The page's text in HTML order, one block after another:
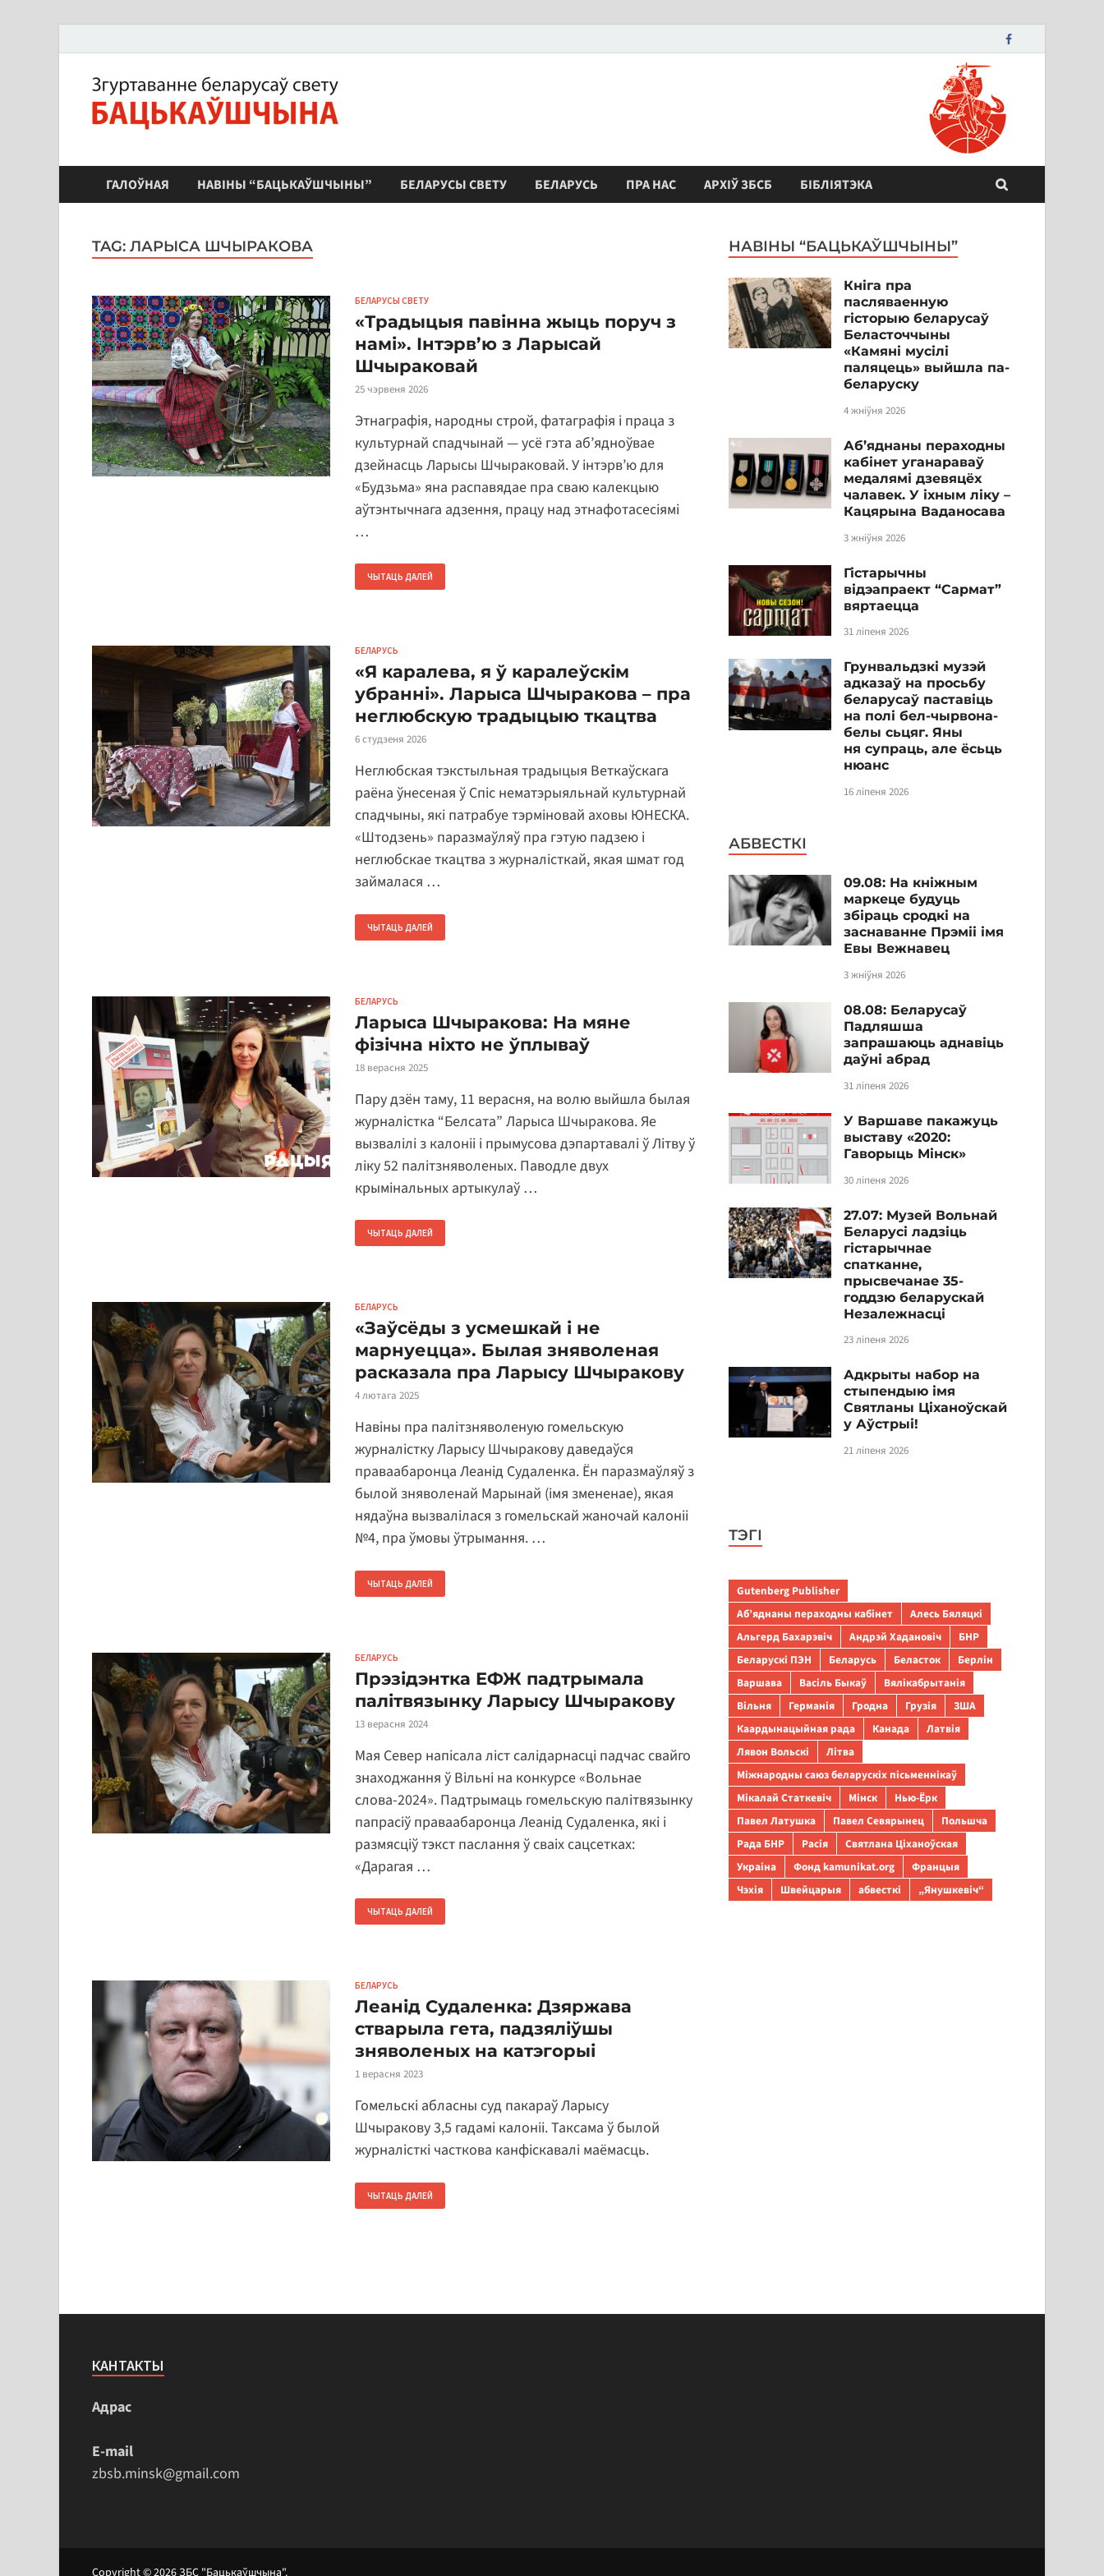
ЗБС "Бацькаўшчына"
ГАЛОЎНАЯ НАВІНЫ “БАЦЬКАЎШЧЫНЫ” БЕЛАРУСЫ СВЕТУ БЕЛАРУСЬ ПРА НАС АРХІЎ ЗБСБ БІБЛІЯТЭКА
TAG: ЛАРЫСА ШЧЫРАКОВА
БЕЛАРУСЫ СВЕТУ
«Традыцыя павінна жыць поруч з
намі». Інтэрв’ю з Ларысай
Шчыраковай
25 чэрвеня 2026
Этнаграфія, народны строй, фатаграфія і праца з
культурнай спадчынай — усё гэта аб’ядноўвае
дзейнасць Ларысы Шчыраковай. У інтэрв’ю для
«Будзьма» яна распавядае пра сваю калекцыю
аўтэнтычнага адзення, працу над этнафотасесіямі
…
ЧЫТАЦЬ ДАЛЕЙ
БЕЛАРУСЬ
«Я каралева, я ў каралеўскім
убранні». Ларыса Шчыракова – пра
неглюбскую традыцыю ткацтва
6 студзеня 2026
Неглюбская тэкстыльная традыцыя Веткаўскага
раёна ўнесеная ў Спіс нематэрыяльнай культурнай
спадчыны, які патрабуе тэрміновай аховы ЮНЕСКА.
«Штодзень» паразмаўляў пра гэтую падзею і
неглюбскае ткацтва з журналісткай, якая шмат год
займалася …
ЧЫТАЦЬ ДАЛЕЙ
БЕЛАРУСЬ
Ларыса Шчыракова: На мяне
фізічна ніхто не ўплываў
18 верасня 2025
Пару дзён таму, 11 верасня, на волю выйшла былая
журналістка “Белсата” Ларыса Шчыракова. Яе
вызвалілі з калоніі і прымусова дэпартавалі ў Літву ў
ліку 52 палітзняволеных. Паводле двух
крымінальных артыкулаў …
ЧЫТАЦЬ ДАЛЕЙ
БЕЛАРУСЬ
«Заўсёды з усмешкай і не
марнуецца». Былая зняволеная
расказала пра Ларысу Шчыракову
4 лютага 2025
Навіны пра палітзняволеную гомельскую
журналістку Ларысу Шчыракову даведаўся
праваабаронца Леанід Судаленка. Ён паразмаўляў з
былой зняволенай Марынай (імя змененае), якая
нядаўна вызвалілася з гомельскай жаночай калоніі
№4, пра ўмовы ўтрымання. …
ЧЫТАЦЬ ДАЛЕЙ
БЕЛАРУСЬ
Прэзідэнтка ЕФЖ падтрымала
палітвязынку Ларысу Шчыракову
13 верасня 2024
Мая Север напісала ліст салідарнасці падчас свайго
знаходжання ў Вільні на конкурсе «Вольнае
слова-2024». Падтрымаць гомельскую палітвязынку
папрасіў праваабаронца Леанід Судаленка, які і
размясціў тэкст паслання ў сваіх сацсетках:
«Дарагая …
ЧЫТАЦЬ ДАЛЕЙ
БЕЛАРУСЬ
Леанід Судаленка: Дзяржава
стварыла гета, падзяліўшы
зняволеных на катэгорыі
1 верасня 2023
Гомельскі абласны суд пакараў Ларысу
Шчыракову 3,5 гадамі калоніі. Таксама ў былой
журналісткі часткова канфіскавалі маёмасць.
ЧЫТАЦЬ ДАЛЕЙ
НАВІНЫ “БАЦЬКАЎШЧЫНЫ”
Кніга пра
пасляваенную
гісторыю беларусаў
Беласточчыны
«Камяні мусілі
паляцець» выйшла па-
беларуску
4 жніўня 2026
Аб’яднаны пераходны
кабінет уганараваў
медалямі дзевяцёх
чалавек. У іхным ліку –
Кацярына Ваданосава
3 жніўня 2026
Гістарычны
відэапраект “Сармат”
вяртаецца
31 ліпеня 2026
Грунвальдзкі музэй
адказаў на просьбу
беларусаў паставіць
на полі бел-чырвона-
белы сьцяг. Яны
ня супраць, але ёсьць
нюанс
16 ліпеня 2026
АБВЕСТКІ
09.08: На кніжным
маркеце будуць
збіраць сродкі на
заснаванне Прэміі імя
Евы Вежнавец
3 жніўня 2026
08.08: Беларусаў
Падляшша
запрашаюць аднавіць
даўні абрад
31 ліпеня 2026
У Варшаве пакажуць
выставу «2020:
Гаворыць Мінск»
30 ліпеня 2026
27.07: Музей Вольнай
Беларусі ладзіць
гістарычнае
спатканне,
прысвечанае 35-
годдзю беларускай
Незалежнасці
23 ліпеня 2026
Адкрыты набор на
стыпендыю імя
Святланы Ціханоўскай
у Аўстрыі!
21 ліпеня 2026
ТЭГІ
Gutenberg Publisher
Аб’яднаны пераходны кабінет
Алесь Бяляцкі
Альгерд Бахарэвіч
Андрэй Хадановіч
БНР
Беларускі ПЭН
Беларусь Беласток
Берлін
Варшава
Васіль Быкаў
Вялікабрытанія
Вільня
Германія Гродна Грузія
ЗША
Каардынацыйная рада
Канада
Латвія
Лявон Вольскі
Літва
Міжнародны саюз беларускіх пісьменнікаў
Мікалай Статкевіч
Мінск
Нью-Ёрк
Павел Латушка
Павел Севярынец
Польшча
Рада БНР
Расія
Святлана Ціханоўская
Украіна
Фонд kamunikat.org
Францыя
Чэхія
Швейцарыя абвесткі „Янушкевіч“
КАНТАКТЫ
Адрас
E-mail
zbsb.minsk@gmail.com
Copyright © 2026ЗБС "Бацькаўшчына".